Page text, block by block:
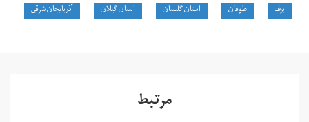
برف طوفان استان‌‌ گلستان استان گیلان آذربایجان شرقی
مرتبط